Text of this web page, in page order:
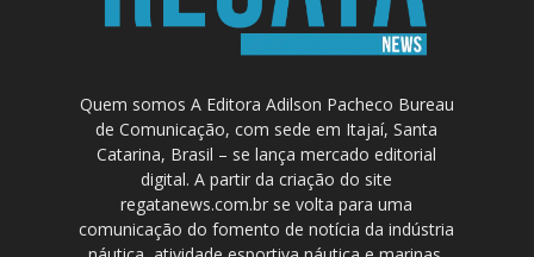
Quem somos A Editora Adilson Pacheco Bureau
de Comunicação, com sede em Itajaí, Santa
Catarina, Brasil – se lança mercado editorial
digital. A partir da criação do site
regatanews.com.br se volta para uma
comunicação do fomento de notícia da indústria